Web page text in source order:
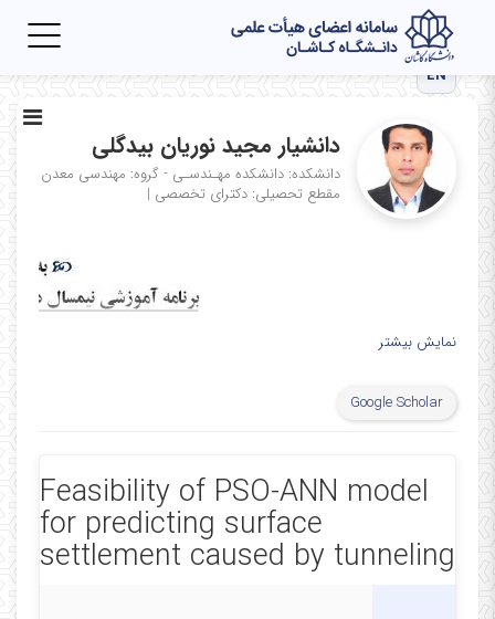
EN
دانشیار مجید نوریان بیدگلی
دانشکده: دانشکده مهـندسـی - گروه: مهندسی معدن
مقطع تحصیلی: دکترای تخصصی |
نمایش بیشتر
Google Scholar
Feasibility of PSO‑ANN model
for predicting surface
settlement caused by tunneling